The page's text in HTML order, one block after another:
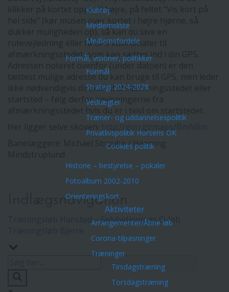
Klubtøj
Medlemsliste
Medlemsfordele
Formål, visioner, politikker
Formål
Strategi 2024-2028
Vedtægter
Træner- og uddannelsespolitik
Privatlivspolitik Horsens OK
Cookies politik
Historie – bestyrelse – pokaler
Fotoalbum 2002-2010
Orienteringskort
Aktiviteter
Arrangementer/Åbne løb
Corona-tilpasninger
Træninger
Tirsdagstræning
Torsdagstræning
klikker på kortet oppe til højre, på feltet “Vis kort på
hel side” (kør musen over kortet i højre hjørne, så
dukker muligheden op), så kan du lave en
rutevejledning eller få GPS koordinater til
afmærkningsstedet, som kan sættes ind i din GPS.
Adressen noteret ovenfor (under datoen) er den
tættest mulige adresse du kan bruge til GPS, men leder
ikke nødvendigvis direkte til afmærkningsstedet eller
startsted – følg derfor anvisningerne fra
afmærkningsstedet hvis du er i tvivl om startstedet.
Banelæggere: Michael Straube / Henning
Indlægsnavigation
Træningsløb Hansted – Selvbetjenings O-løb